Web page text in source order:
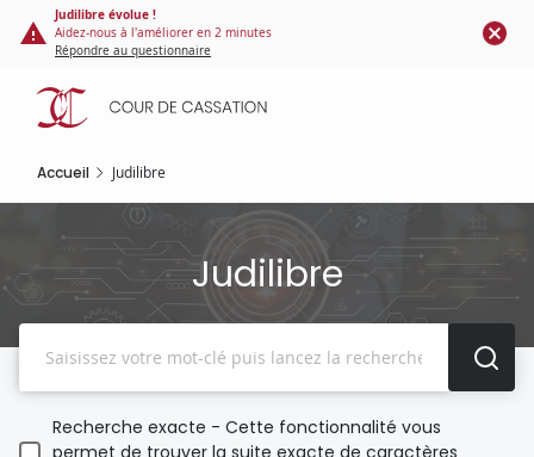
Panneau de gestion des cookies
contenu
principal
Judilibre évolue !
Aidez-nous à l'améliorer en 2 minutes
Répondre au questionnaire
Accueil Judilibre
Judilibre
Recherche exacte - Cette fonctionnalité vous
permet de trouver la suite exacte de caractères